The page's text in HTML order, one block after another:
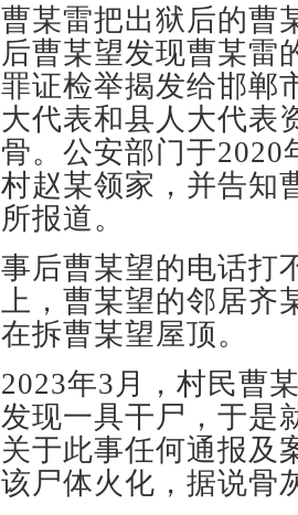
曹某雷把出狱后的曹
后曹某望发现曹某雷
罪证检举揭发给邯郸
大代表和县人大代表
骨。公安部门于2020
村赵某领家，并告知
所报道。
事后曹某望的电话打
上，曹某望的邻居齐
在拆曹某望屋顶。
2023年3月，村民曹
发现一具干尸，于是
关于此事任何通报及
该尸体火化，据说骨